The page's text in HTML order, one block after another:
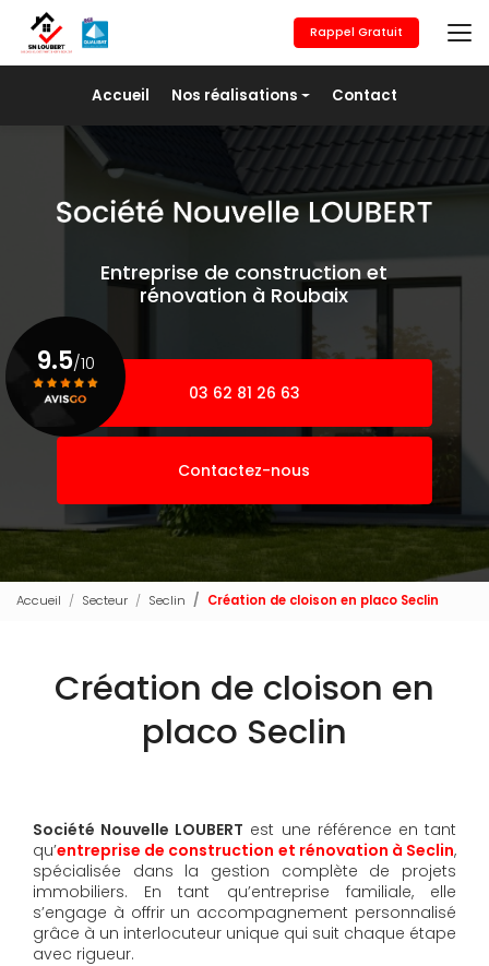
contenu
principal
Accueil Nos réalisations
Maçonnerie générale
Revêtement de sols
Placo/Isolation
Pose de fer
Contact
Rappel Gratuit
Entreprise de construction et
rénovation à Roubaix
03 62 81 26 63
Contactez-nous
9.5/10
Voir le certificat
Accueil Secteur Seclin Création de cloison en placo Seclin
Création de cloison en
placo Seclin
Société Nouvelle LOUBERT est une référence en tant
qu’entreprise de construction et rénovation à Seclin,
spécialisée dans la gestion complète de projets
immobiliers. En tant qu’entreprise familiale, elle
s’engage à offrir un accompagnement personnalisé
grâce à un interlocuteur unique qui suit chaque étape
avec rigueur.